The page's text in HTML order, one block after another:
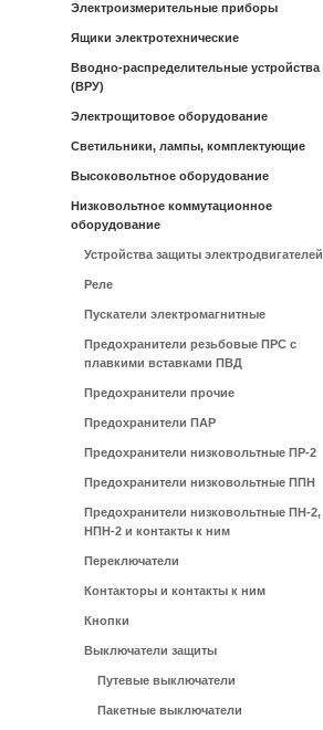
Электроизмерительные приборы
Ящики электротехнические
Вводно-распределительные устройства
(ВРУ)
Электрощитовое оборудование
Светильники, лампы, комплектующие
Высоковольтное оборудование
Низковольтное коммутационное
оборудование
Устройства защиты электродвигателей
Реле
Пускатели электромагнитные
Предохранители резьбовые ПРС с
плавкими вставками ПВД
Предохранители прочие
Предохранители ПАР
Предохранители низковольтные ПР-2
Предохранители низковольтные ППН
Предохранители низковольтные ПН-2,
НПН-2 и контакты к ним
Переключатели
Контакторы и контакты к ним
Кнопки
Выключатели защиты
Путевые выключатели
Пакетные выключатели